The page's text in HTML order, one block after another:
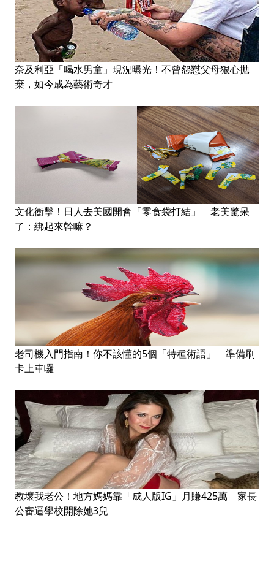
奈及利亞「喝水男童」現況曝光！不曾怨懟父母狠心拋
棄，如今成為藝術奇才
文化衝擊！日人去美國開會「零食袋打結」 老美驚呆
了：綁起來幹嘛？
老司機入門指南！你不該懂的5個「特種術語」 準備刷
卡上車囉
教壞我老公！地方媽媽靠「成人版IG」月賺425萬 家長
公審逼學校開除她3兒